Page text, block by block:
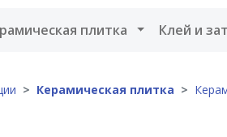
меню плитка Открыть
Клей и
Керамическая плитка